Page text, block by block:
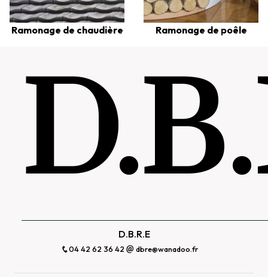
Ramonage de chaudière Ramonage de poêle
D.B.R.E
04 42 62 36 42 dbre@wanadoo.fr